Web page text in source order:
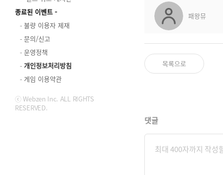
종료된 이벤트
불량 이용자 제재
문의/신고
운영정책
개인정보처리방침
게임 이용약관
ⓒ Webzen Inc. ALL RIGHTS
RESERVED.
패왕뮤
목록으로
댓글